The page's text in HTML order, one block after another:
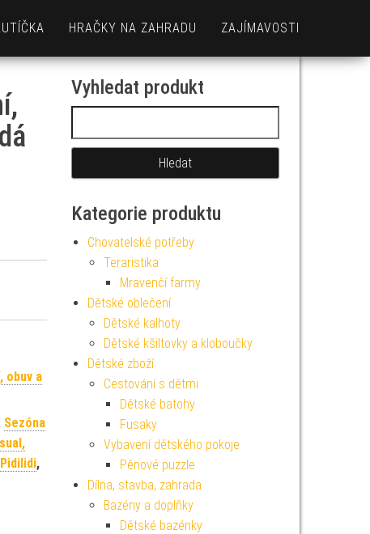
HRAČKY NA ZAHRADU ZAJÍMAVOSTI
obuv a
Sezóna
,
Vyhledat produkt
Kategorie produktu
Chovatelské potřeby
Teraristika
Mravenčí farmy
Dětské oblečení
Dětské kalhoty
Dětské kšiltovky a kloboučky
Dětské zboží
Cestování s dětmi
Dětské batohy
Fusaky
Vybavení dětského pokoje
Pěnové puzzle
Dílna, stavba, zahrada
Bazény a doplňky
Dětské bazénky